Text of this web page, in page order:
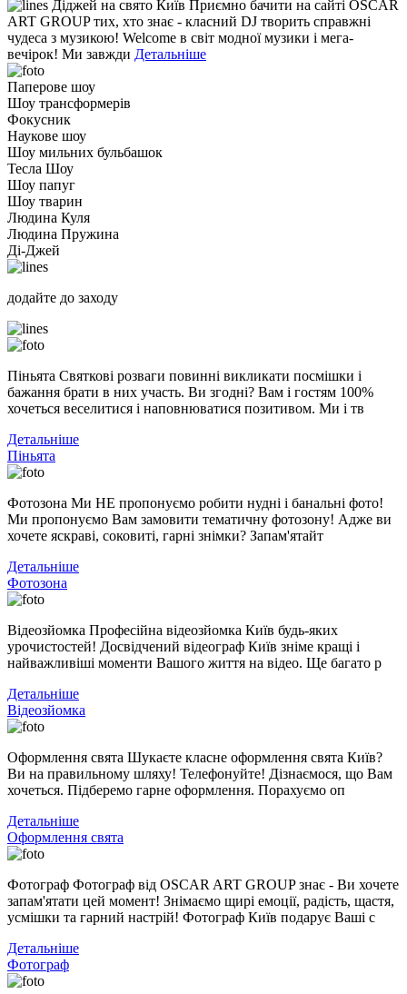
Діджей на свято Київ Приємно бачити на сайті OSCAR
ART GROUP тих, хто знає - класний DJ творить справжні
чудеса з музикою! Welcome в світ модної музики і мега-
вечірок! Ми завжди Детальніше
Паперове шоу
Шоу трансформерів
Фокусник
Наукове шоу
Шоу мильних бульбашок
Тесла Шоу
Шоу папуг
Шоу тварин
Людина Куля
Людина Пружина
Ді-Джей
додайте до заходу
Піньята Святкові розваги повинні викликати посмішки і
бажання брати в них участь. Ви згодні? Вам і гостям 100%
хочеться веселитися і наповнюватися позитивом. Ми і тв
Детальніше
Піньята
Фотозона Ми НЕ пропонуємо робити нудні і банальні фото!
Ми пропонуємо Вам замовити тематичну фотозону! Адже ви
хочете яскраві, соковиті, гарні знімки? Запам'ятайт
Детальніше
Фотозона
Відеозйомка Професійна відеозйомка Київ будь-яких
урочистостей! Досвідчений відеограф Київ зніме кращі і
найважливіші моменти Вашого життя на відео. Ще багато р
Детальніше
Відеозйомка
Оформлення свята Шукаєте класне оформлення свята Київ?
Ви на правильному шляху! Телефонуйте! Дізнаємося, що Вам
хочеться. Підберемо гарне оформлення. Порахуємо оп
Детальніше
Оформлення свята
Фотограф Фотограф від OSCAR ART GROUP знає - Ви хочете
запам'ятати цей момент! Знімаємо щирі емоції, радість, щастя,
усмішки та гарний настрій! Фотограф Київ подарує Ваші с
Детальніше
Фотограф